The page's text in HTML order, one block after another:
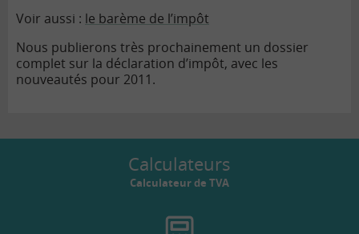
Voir aussi : le barème de l’impôt
Nous publierons très prochainement un dossier
complet sur la déclaration d’impôt, avec les
nouveautés pour 2011.
Calculateurs
Calculateur de TVA